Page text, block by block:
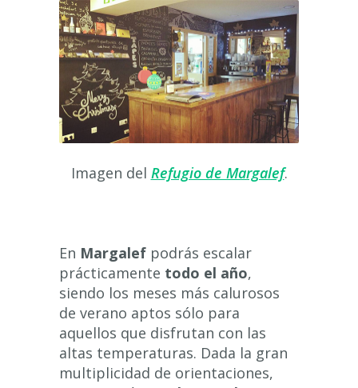
Imagen del Refugio de Margalef.
En Margalef podrás escalar
prácticamente todo el año,
siendo los meses más calurosos
de verano aptos sólo para
aquellos que disfrutan con las
altas temperaturas. Dada la gran
multiplicidad de orientaciones,